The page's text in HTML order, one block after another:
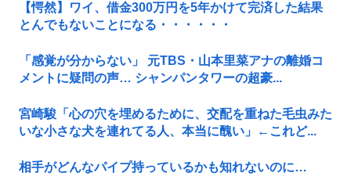
【愕然】ワイ、借金300万円を5年かけて完済した結果
とんでもないことになる・・・・・・
「感覚が分からない」 元TBS・山本里菜アナの離婚コ
メントに疑問の声… シャンパンタワーの超豪...
宮崎駿「心の穴を埋めるために、交配を重ねた毛虫みた
いな小さな犬を連れてる人、本当に醜い」←これど...
相手がどんなパイプ持っているかも知れないのに…